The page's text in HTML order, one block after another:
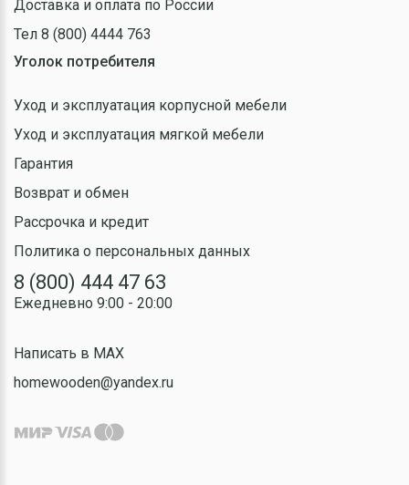
Доставка и оплата по России
Тел 8 (800) 4444 763
Уголок потребителя
Уход и эксплуатация корпусной мебели
Уход и эксплуатация мягкой мебели
Гарантия
Возврат и обмен
Рассрочка и кредит
Политика о персональных данных
8 (800) 444 47 63
Ежедневно 9:00 - 20:00
Написать в MAX
homewooden@yandex.ru